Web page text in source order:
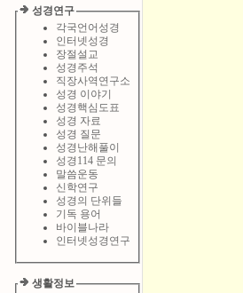
성경연구
각국언어성경
인터넷성경
장절설교
성경주석
직장사역연구소
성경 이야기
성경핵심도표
성경 자료
성경 질문
성경난해풀이
성경114 문의
말씀운동
신학연구
성경의 단위들
기독 용어
바이블나라
인터넷성경연구
생활정보